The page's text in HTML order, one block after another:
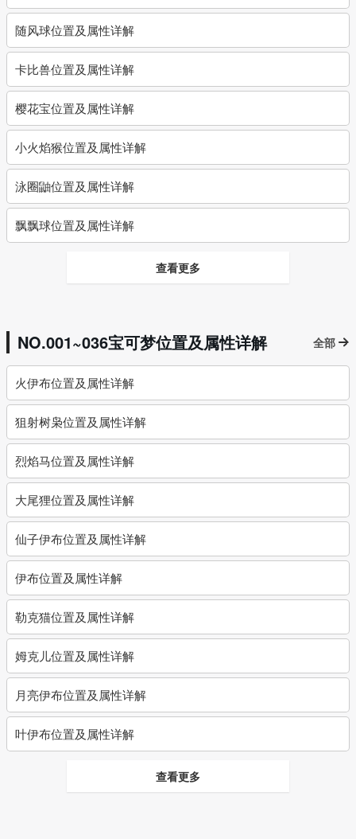
随风球位置及属性详解
卡比兽位置及属性详解
樱花宝位置及属性详解
小火焰猴位置及属性详解
泳圈鼬位置及属性详解
飘飘球位置及属性详解
查看更多
NO.001~036宝可梦位置及属性详解 全部
火伊布位置及属性详解
狙射树枭位置及属性详解
烈焰马位置及属性详解
大尾狸位置及属性详解
仙子伊布位置及属性详解
伊布位置及属性详解
勒克猫位置及属性详解
姆克儿位置及属性详解
月亮伊布位置及属性详解
叶伊布位置及属性详解
查看更多